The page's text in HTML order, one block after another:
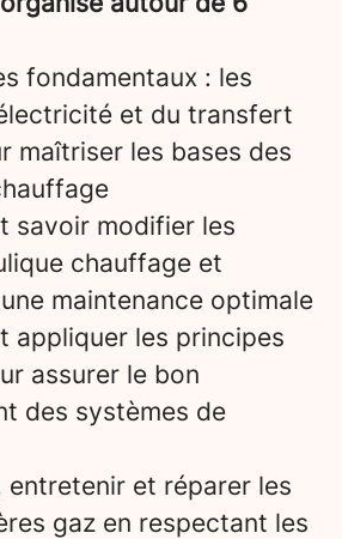
fondamentaux : les
et du transfert
maîtriser les bases des
savoir modifier les
chauffage et
maintenance optimale
appliquer les principes
assurer le bon
des systèmes de
entretenir et réparer les
gaz en respectant les